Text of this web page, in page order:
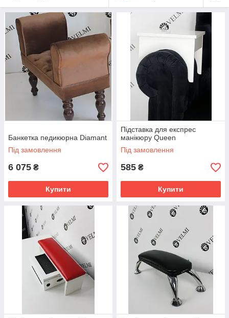
Банкетка педикюрна Diamant
Під замовлення
6 075 ₴
Купити
Підставка для експрес
манікюру Queen
Під замовлення
585 ₴
Купити